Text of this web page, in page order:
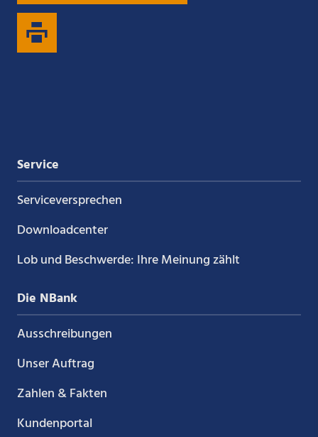
auf
Service
Service­versprechen
Downloadcenter
Lob und Beschwerde: Ihre Meinung zählt
Die NBank
Ausschreibungen
Unser Auftrag
Zahlen & Fakten
Kundenportal